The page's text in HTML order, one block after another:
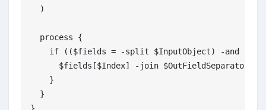
  )
  process {
if (($fields = -split $InputObject) -and
      $fields[$Index] -join $OutFieldSeparator
    }
  }
}